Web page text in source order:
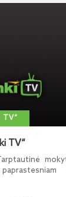
TV“
TV“